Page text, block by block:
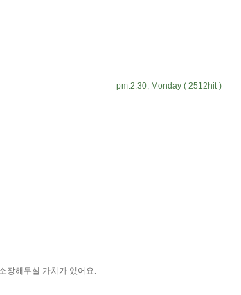
pm.2:30, Monday ( 2512hit )
장해두실 가치가 있어요.